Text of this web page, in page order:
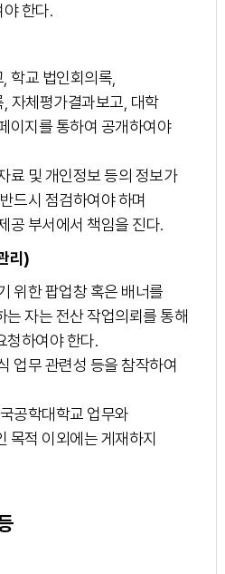
한다.
학교 법인회의록,
자체평가결과보고, 대학
이지를 통하여 공개하여야
료 및 개인정보 등의 정보가
드시 점검하여야 하며
공 부서에서 책임을 진다.
리)
위한 팝업창 혹은 배너를
자는 전산 작업의뢰를 통해
청하여야 한다.
업무 관련성 등을 참작하여
공학대학교 업무와
목적 이외에는 게재하지